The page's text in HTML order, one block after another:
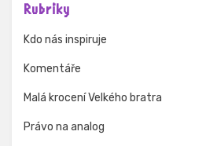
Rubriky
Kdo nás inspiruje
Komentáře
Malá krocení Velkého bratra
Právo na analog